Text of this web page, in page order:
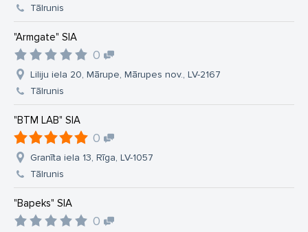
Tālrunis
"Armgate" SIA
0
Liliju iela 20, Mārupe, Mārupes nov., LV-2167
Tālrunis
"BTM LAB" SIA
0
Granīta iela 13, Rīga, LV-1057
Tālrunis
"Bapeks" SIA
0